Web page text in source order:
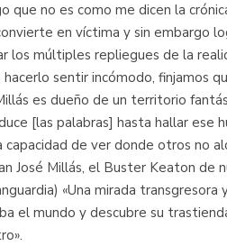
que no es como me dicen la
en víctima y sin embargo
los múltiples repliegues de la
sentir incómodo, finjamos
es dueño de un territorio
[las palabras] hasta hallar ese
de ver donde otros no
José Millás, el Buster Keaton
«Una mirada
el mundo y descubre su